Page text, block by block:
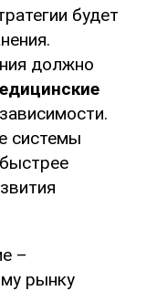
будет
должно
системы
–
рынку